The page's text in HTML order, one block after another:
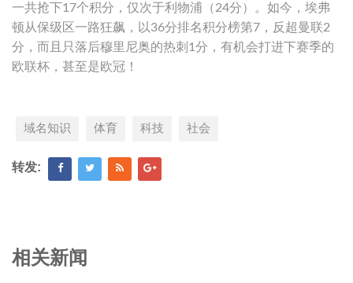
一共抢下17个积分，仅次于利物浦（24分）。如今，埃弗
顿从保级区一路狂飙，以36分排名积分榜第7，反超曼联2
分，而且只落后穆里尼奥的热刺1分，有机会打进下赛季的
欧联杯，甚至是欧冠！
域名知识 体育 科技 社会
转发:
相关新闻